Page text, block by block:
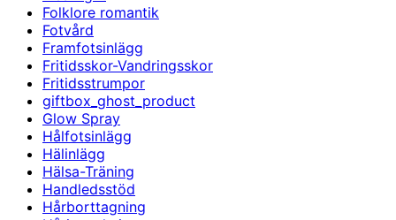
Folklore romantik
Fotvård
Framfotsinlägg
Fritidsskor-Vandringsskor
Fritidsstrumpor
giftbox_ghost_product
Glow Spray
Hålfotsinlägg
Hälinlägg
Hälsa-Träning
Handledsstöd
Hårborttagning